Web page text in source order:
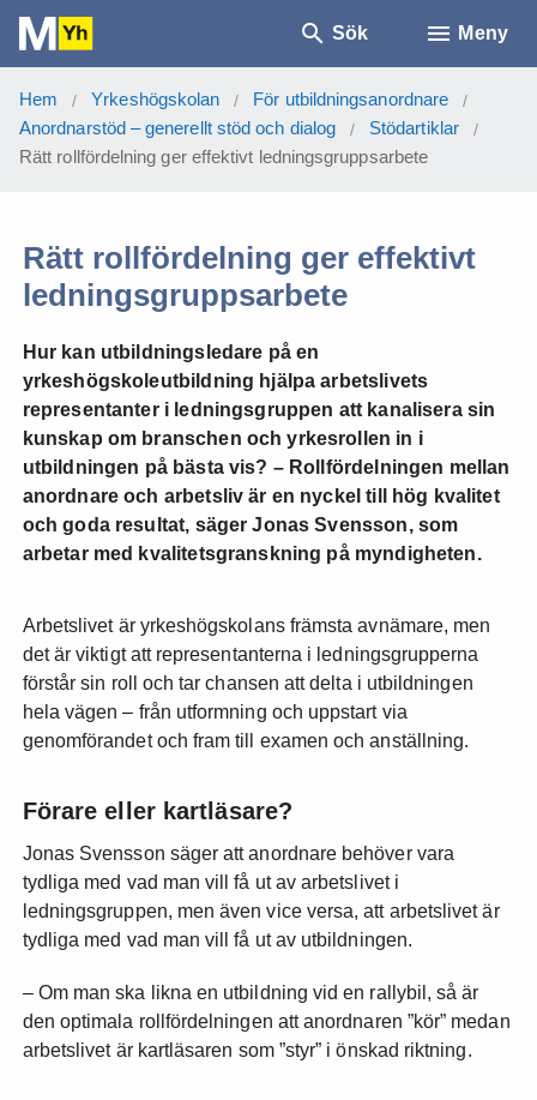
Sök Meny
Hem / Yrkeshögskolan / För utbildningsanordnare /
Anordnarstöd – generellt stöd och dialog / Stödartiklar /
Rätt rollfördelning ger effektivt ledningsgruppsarbete
Rätt rollfördelning ger effektivt
ledningsgruppsarbete
Hur kan utbildningsledare på en
yrkeshögskoleutbildning hjälpa arbetslivets
representanter i ledningsgruppen att kanalisera sin
kunskap om branschen och yrkesrollen in i
utbildningen på bästa vis? – Rollfördelningen mellan
anordnare och arbetsliv är en nyckel till hög kvalitet
och goda resultat, säger Jonas Svensson, som
arbetar med kvalitetsgranskning på myndigheten.
Arbetslivet är yrkeshögskolans främsta avnämare, men
det är viktigt att representanterna i ledningsgrupperna
förstår sin roll och tar chansen att delta i utbildningen
hela vägen – från utformning och uppstart via
genomförandet och fram till examen och anställning.
Förare eller kartläsare?
Jonas Svensson säger att anordnare behöver vara
tydliga med vad man vill få ut av arbetslivet i
ledningsgruppen, men även vice versa, att arbetslivet är
tydliga med vad man vill få ut av utbildningen.
– Om man ska likna en utbildning vid en rallybil, så är
den optimala rollfördelningen att anordnaren ”kör” medan
arbetslivet är kartläsaren som ”styr” i önskad riktning.